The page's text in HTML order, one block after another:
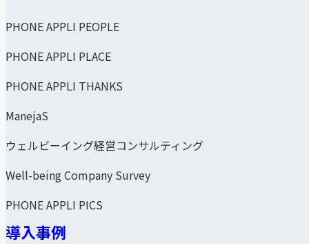
PHONE APPLI PEOPLE
PHONE APPLI PLACE
PHONE APPLI THANKS
ManejaS
ウェルビーイング経営コンサルティング
Well-being Company Survey
PHONE APPLI PICS
導入事例